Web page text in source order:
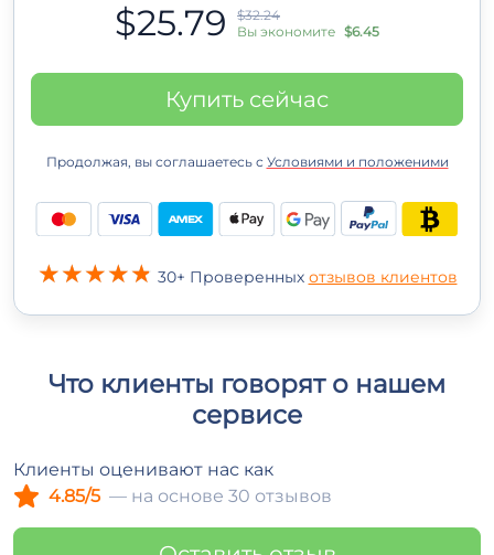
$25.79
$32.24
Вы экономите $6.45
Купить сейчас
Продолжая, вы соглашаетесь с Условиями и положеними
30+ Проверенных отзывов клиентов
Что клиенты говорят о нашем
сервисе
Клиенты оценивают нас как
4.85/5 — на основе 30 отзывов